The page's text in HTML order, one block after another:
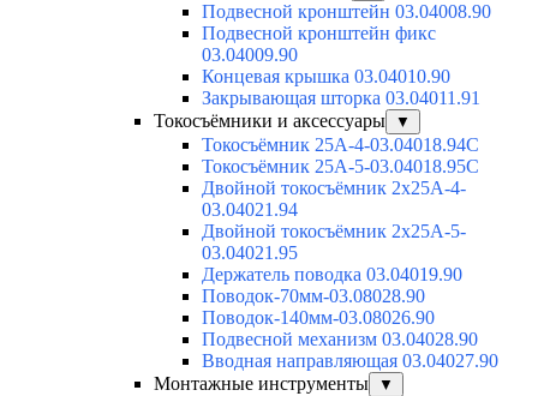
Подвесной кронштейн 03.04008.90
Подвесной кронштейн фикс
03.04009.90
Концевая крышка 03.04010.90
Закрывающая шторка 03.04011.91
Токосъёмники и аксессуары
▼
Токосъёмник 25А-4-03.04018.94C
Токосъёмник 25А-5-03.04018.95C
Двойной токосъёмник 2х25А-4-
03.04021.94
Двойной токосъёмник 2х25А-5-
03.04021.95
Держатель поводка 03.04019.90
Поводок-70мм-03.08028.90
Поводок-140мм-03.08026.90
Подвесной механизм 03.04028.90
Вводная направляющая 03.04027.90
Монтажные инструменты
▼